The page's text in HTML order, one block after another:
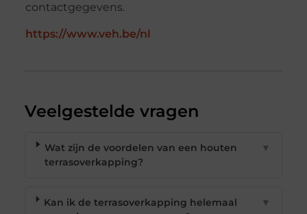
contactgegevens.
https://www.veh.be/nl
Veelgestelde vragen
Wat zijn de voordelen van een houten
terrasoverkapping?
▼
Kan ik de terrasoverkapping helemaal
▼